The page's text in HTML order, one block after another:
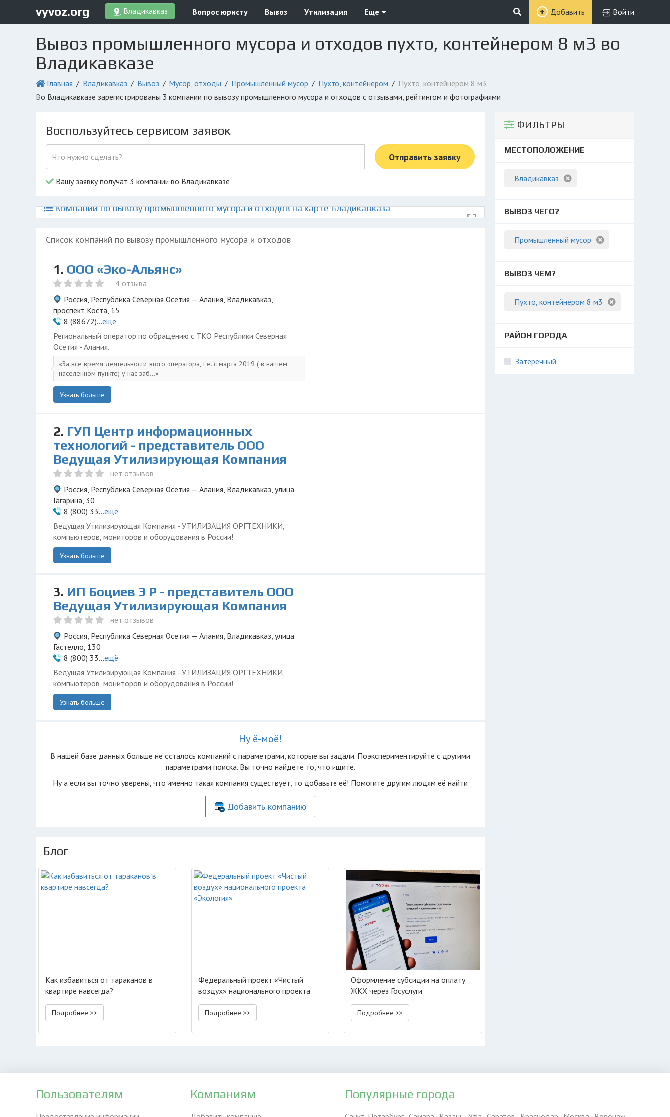
vyvoz.org Владикавказ Вопрос юристу Вывоз Утилизация Еще Добавить Войти
Вывоз промышленного мусора и отходов пухто, контейнером 8 м3 во
Владикавказе
Главная Владикавказ Вывоз Мусор, отходы Промышленный мусор Пухто, контейнером
Пухто, контейнером 8 м3
во Владикавказе зарегистрированы 3 компании по вывозу промышленного мусора и отходов с отзывами, рейтингом и фотографиями
ФИЛЬТРЫ
МЕСТОПОЛОЖЕНИЕ
Владикавказ
ВЫВОЗ ЧЕГО?
Промышленный мусор
ВЫВОЗ ЧЕМ?
Пухто, контейнером 8 м3
РАЙОН ГОРОДА
Затеречный
Воспользуйтесь сервисом заявок
Отправить заявку
Вашу заявку получат 3 компании во Владикавказе
Компании по вывозу промышленного мусора и отходов на карте Владикавказа
Список компаний по вывозу промышленного мусора и отходов
1. ООО «Эко-Альянс»
4 отзыва
Россия, Республика Северная Осетия — Алания, Владикавказ,
проспект Коста, 15
8 (88672)...ещё
Региональный оператор по обращению с ТКО Республики Северная
Осетия - Алания.
За все время деятельности этого оператора, т.е. с марта 2019 ( в нашем
населенном пункте) у нас заб...
Узнать больше
2. ГУП Центр информационных
технологий - представитель ООО
Ведущая Утилизирующая Компания
нет отзывов
Россия, Республика Северная Осетия — Алания, Владикавказ, улица
Гагарина, 30
8 (800) 33...ещё
Ведущая Утилизирующая Компания - УТИЛИЗАЦИЯ ОРГТЕХНИКИ,
компьютеров, мониторов и оборудования в России!
Узнать больше
3. ИП Боциев Э Р - представитель ООО
Ведущая Утилизирующая Компания
нет отзывов
Россия, Республика Северная Осетия — Алания, Владикавказ, улица
Гастелло, 130
8 (800) 33...ещё
Ведущая Утилизирующая Компания - УТИЛИЗАЦИЯ ОРГТЕХНИКИ,
компьютеров, мониторов и оборудования в России!
Узнать больше
Ну ё-моё!
В нашей базе данных больше не осталоcь компаний с параметрами, которые вы задали. Поэкспериментируйте с другими
параметрами поиска. Вы точно найдете то, что ищите.
Ну а если вы точно уверены, что именно такая компания существует, то добавьте её! Помогите другим людям её найти
Добавить компанию
Блог
Как избавиться от тараканов в
квартире навсегда?
Подробнее >>
Федеральный проект «Чистый
воздух» национального проекта
«Экология»
Подробнее >>
Оформление субсидии на оплату
ЖКХ через Госуслуги
Подробнее >>
Пользователям Компаниям Популярные города